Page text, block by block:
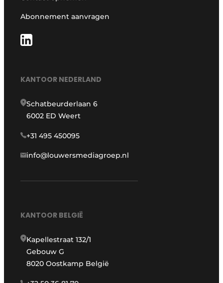
Abonnement aanvragen
KANTOOR NEDERLAND
Schatbeurderlaan 6
6002 ED Weert
+31 495 450095
info@louwersmediagroep.nl
KANTOOR BELGIË
Kapellestraat 132/1
Gebouw G
8020 Oostkamp België